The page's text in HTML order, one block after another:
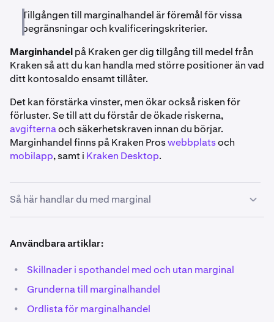
Tillgången till marginalhandel är föremål för vissa
begränsningar och kvalificeringskriterier.
Marginhandelpå Kraken ger dig tillgång till medel från
Kraken så att du kan handla med större positioner än vad
ditt kontosaldo ensamt tillåter.
Det kan förstärka vinster, men ökar också risken för
förluster. Se till att du förstår de ökade riskerna,
avgifternaoch säkerhetskraven innan du börjar.
Marginhandel finns på Kraken Proswebbplatsoch
mobilapp, samt i Kraken Desktop.
Så här handlar du med marginal
Välj din marknad:
vill handla på. Du kan använda filtretMarginalför att
se en fullständig lista över våra marginalmarknader.
Du märker också att alla marginalmarknader har en
Användbara artiklar:
• Skillnader i spothandel med och utan marginal
• Grunderna till marginalhandel
• Ordlista för marginalhandel